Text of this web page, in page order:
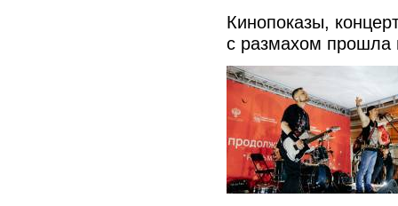
Кинопоказы,
с размахом прошла